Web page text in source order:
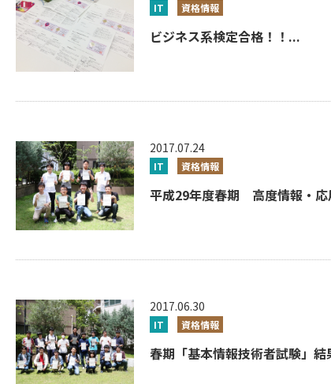
IT 資格情報
ビジネス系検定合格！！...
2017.07.24
IT 資格情報
平成29年度春期 高度情報・応
2017.06.30
IT 資格情報
春期「基本情報技術者試験」